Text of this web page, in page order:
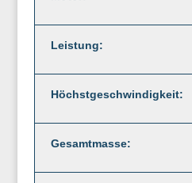
Leistung:
Höchstgeschwindigkeit:
Gesamtmasse: